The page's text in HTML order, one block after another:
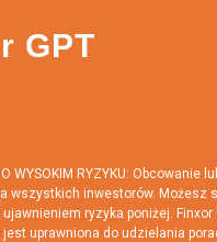
GPT
O WYSOKIM RYZYKU:
wszystkich inwestorów. Możesz
ryzyka poniżej.
uprawniona do udzielania